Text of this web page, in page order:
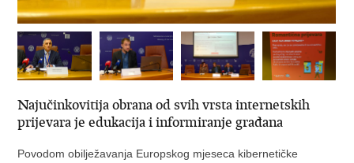
Najučinkovitija obrana od svih vrsta internetskih
prijevara je edukacija i informiranje građana
Povodom obilježavanja Europskog mjeseca kibernetičke